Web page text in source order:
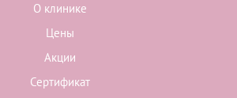
О клинике
Цены
Акции
Сертификат